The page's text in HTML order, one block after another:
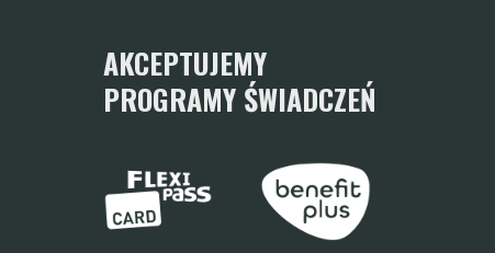
AKCEPTUJEMY
PROGRAMY ŚWIADCZEŃ